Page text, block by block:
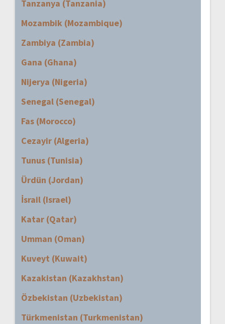
Tanzanya (Tanzania)
Mozambik (Mozambique)
Zambiya (Zambia)
Gana (Ghana)
Nijerya (Nigeria)
Senegal (Senegal)
Fas (Morocco)
Cezayir (Algeria)
Tunus (Tunisia)
Ürdün (Jordan)
İsrail (Israel)
Katar (Qatar)
Umman (Oman)
Kuveyt (Kuwait)
Kazakistan (Kazakhstan)
Özbekistan (Uzbekistan)
Türkmenistan (Turkmenistan)